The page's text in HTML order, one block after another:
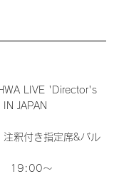
LIVE 'Director's
JAPAN
注釈付き指定席&バル
19:00〜